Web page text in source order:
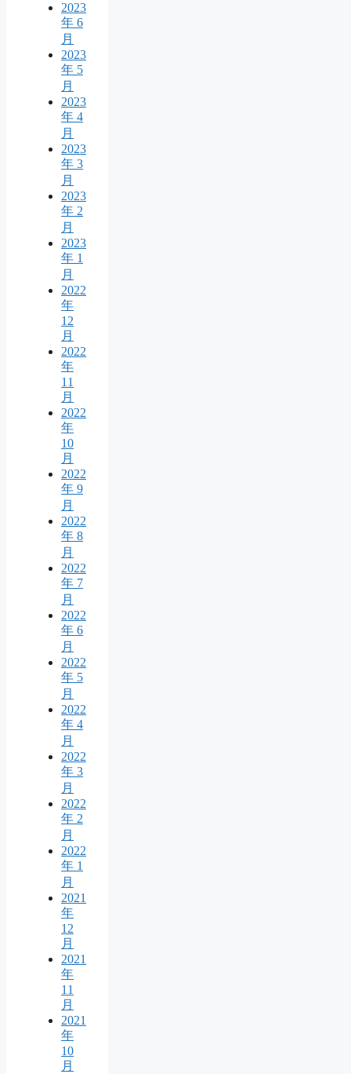
2023
年 6
月
2023
年 5
月
2023
年 4
月
2023
年 3
月
2023
年 2
月
2023
年 1
月
2022
年
12
月
2022
年
11
月
2022
年
10
月
2022
年 9
月
2022
年 8
月
2022
年 7
月
2022
年 6
月
2022
年 5
月
2022
年 4
月
2022
年 3
月
2022
年 2
月
2022
年 1
月
2021
年
12
月
2021
年
11
月
2021
年
10
月